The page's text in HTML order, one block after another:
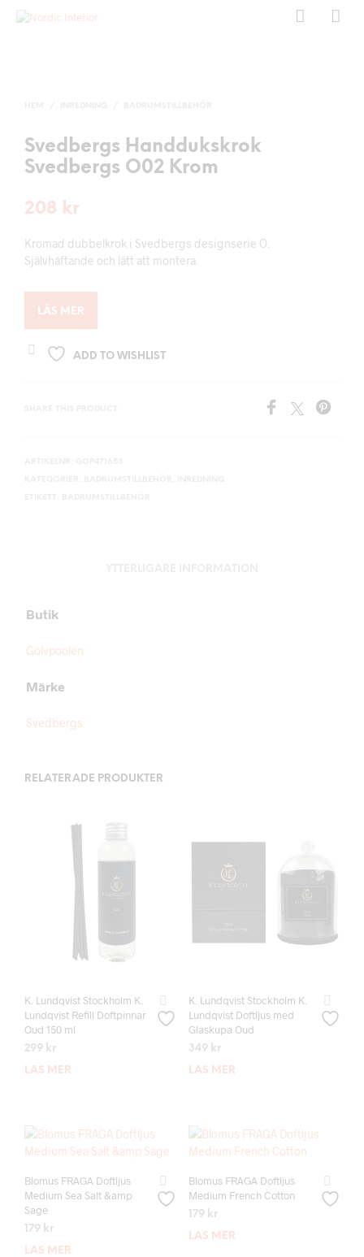
Svedbergs Handdukskrok
Svedbergs O02 Krom
208 kr
Kromad dubbelkrok i Svedbergs designserie O.
Självhäftande och lätt att montera.
LÄS MER
ADD TO WISHLIST
Butik
Golvpoolen
Märke
Svedbergs
RELATERADE PRODUKTER
K. Lundqvist Stockholm K.
Lundqvist Refill Doftpinnar
Oud 150 ml
299 kr
LÄS MER
K. Lundqvist Stockholm K.
Lundqvist Doftljus med
Glaskupa Oud
349 kr
LÄS MER
Blomus FRAGA Doftljus
Medium Sea Salt &amp
Sage
179 kr
LÄS MER
Blomus FRAGA Doftljus
Medium French Cotton
179 kr
LÄS MER